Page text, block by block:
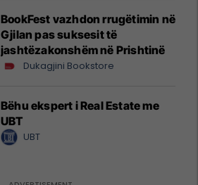
BookFest vazhdon rrugëtimin në
Gjilan pas suksesit të
jashtëzakonshëm në Prishtinë
Dukagjini Bookstore
Bëhu ekspert i Real Estate me
UBT
UBT